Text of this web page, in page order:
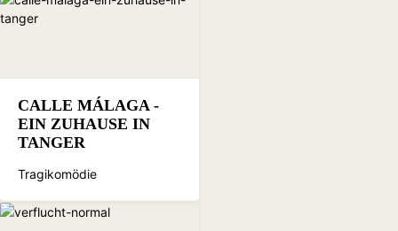
CALLE MÁLAGA -
EIN ZUHAUSE IN
TANGER
Tragikomödie